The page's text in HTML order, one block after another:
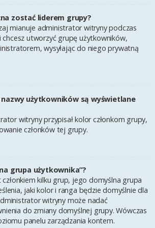
zostać liderem grupy?
mianuje administrator witryny podczas
chcesz utworzyć grupę użytkowników,
wysyłając do niego prywatną
użytkowników są wyświetlane
witryny przypisał kolor członkom grupy,
członków tej grupy.
grupa użytkownika”?
członkiem kilku grup, jego domyślna grupa
jaki kolor i ranga będzie domyślnie dla
witryny może nadać
do zmiany domyślnej grupy. Wówczas
panelu zarządzania kontem.